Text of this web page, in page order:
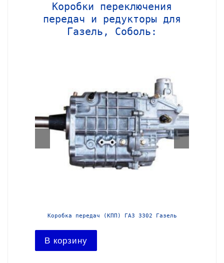
Коробки переключения
передач и редукторы для
Газель, Соболь:
Коробка передач (КПП) ГАЗ 3302 Газель
В корзину